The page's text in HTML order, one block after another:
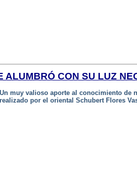
ALUMBRÓ CON SU LUZ
Un muy valioso aporte al conocimiento de
realizado por el oriental Schubert Flores